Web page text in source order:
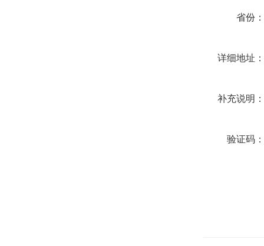
省份
详细地址
补充说明
验证码